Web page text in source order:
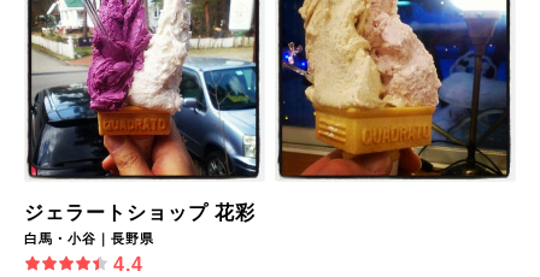
ジェラートショップ 花彩
白馬・小谷｜長野県
4.4